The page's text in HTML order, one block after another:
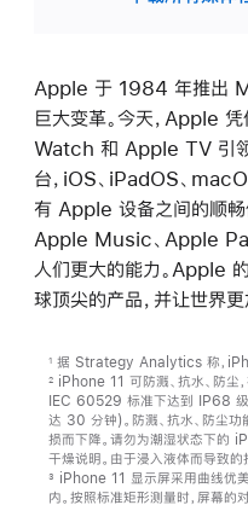
Apple 于 1984 年推出
巨大变革。今天，Apple
Watch 和 Apple TV 引
台，iOS、iPadOS、
有 Apple 设备之间的顺畅
Apple Music、Apple
人们更大的能力。Apple
球顶尖的产品，并让世界更
1 据 Strategy Analytics 称，
2
iPhone 11 可防溅、抗水、防尘
IEC 60529 标准下达到 IP68
达 30 分钟)。防溅、抗水、防尘
损而下降。请勿为潮湿状态下的
干燥说明。由于浸入液体而导致的
3
iPhone 11 显示屏采用曲线优
内。按照标准矩形测量时，屏幕